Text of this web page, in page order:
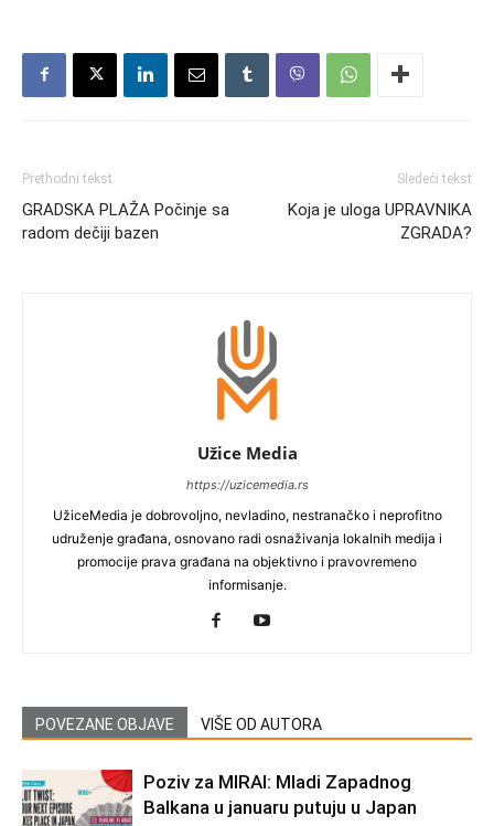
Prethodni tekst
GRADSKA PLAŽA Počinje sa
radom dečiji bazen
Sledeći tekst
Koja je uloga UPRAVNIKA
ZGRADA?
Užice Media
https://uzicemedia.rs
UžiceMedia je dobrovoljno, nevladino, nestranačko i neprofitno
udruženje građana, osnovano radi osnaživanja lokalnih medija i
promocije prava građana na objektivno i pravovremeno
informisanje.
POVEZANE OBJAVE VIŠE OD AUTORA
Poziv za MIRAI: Mladi Zapadnog
Balkana u januaru putuju u Japan